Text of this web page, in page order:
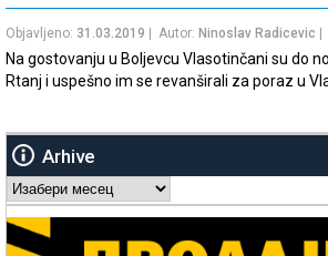
Objavljeno: 31.03.2019 | Autor: Ninoslav Radicevic
Na gostovanju u Boljevcu Vlasotinčani su do
Rtanj i uspešno im se revanširali za poraz u
Arhive
Arhive